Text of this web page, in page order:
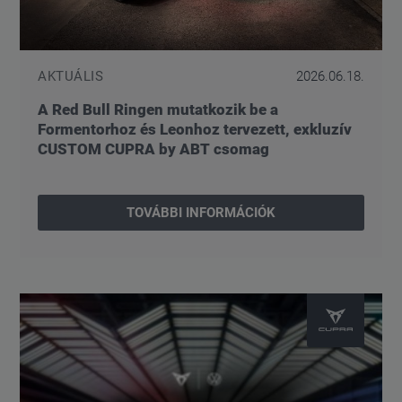
AKTUÁLIS 2026.06.18.
A Red Bull Ringen mutatkozik be a
Formentorhoz és Leonhoz tervezett, exkluzív
CUSTOM CUPRA by ABT csomag
TOVÁBBI INFORMÁCIÓK